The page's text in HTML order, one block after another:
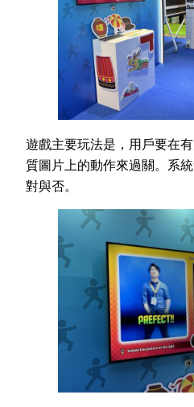
遊戲主要玩法是，用戶要在
質圖片上的動作來過關。系
對與否。